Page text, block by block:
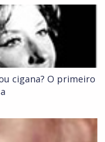
cigana? O primeiro